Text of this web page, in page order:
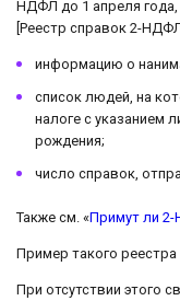
НДФЛ до 1 апреля
[Реестр справок 2-
информацию о
список людей, на
налоге с указанием
рождения;
число справок,
Также см. «Примут ли
Пример такого реестра
При отсутствии этого